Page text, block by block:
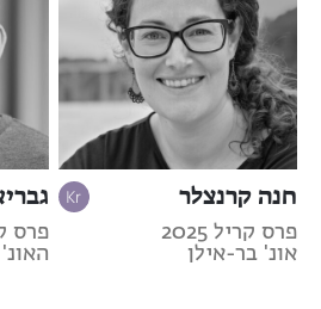
חנה קרנצלר
פרס קריל 2025
אונ' בר-אילן
פרס